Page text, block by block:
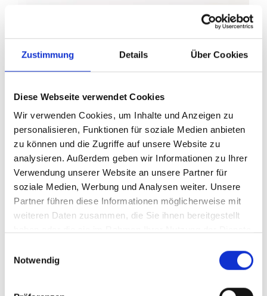
Zustimmung Details Über Cookies
Diese Webseite verwendet Cookies
Wir verwenden Cookies, um Inhalte und Anzeigen zu
personalisieren, Funktionen für soziale Medien anbieten
zu können und die Zugriffe auf unsere Website zu
analysieren. Außerdem geben wir Informationen zu Ihrer
Verwendung unserer Website an unsere Partner für
soziale Medien, Werbung und Analysen weiter. Unsere
Partner führen diese Informationen möglicherweise mit
weiteren Daten zusammen, die Sie ihnen bereitgestellt
Notwendig
Ihr Partner für optimales
Sehen in Schwaigern
Als erster Ansprechpartner für das gute Sehen sind wir
anatomisch und ästhetisch perfekt auf Ihre
individuellen Wünsche und Bedürfnisse angepasste
Sehhilfe kümmern. Wir sind auch oft die Ersten, die